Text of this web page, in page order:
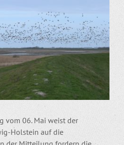
vom 06. Mai weist der
Holstein auf die